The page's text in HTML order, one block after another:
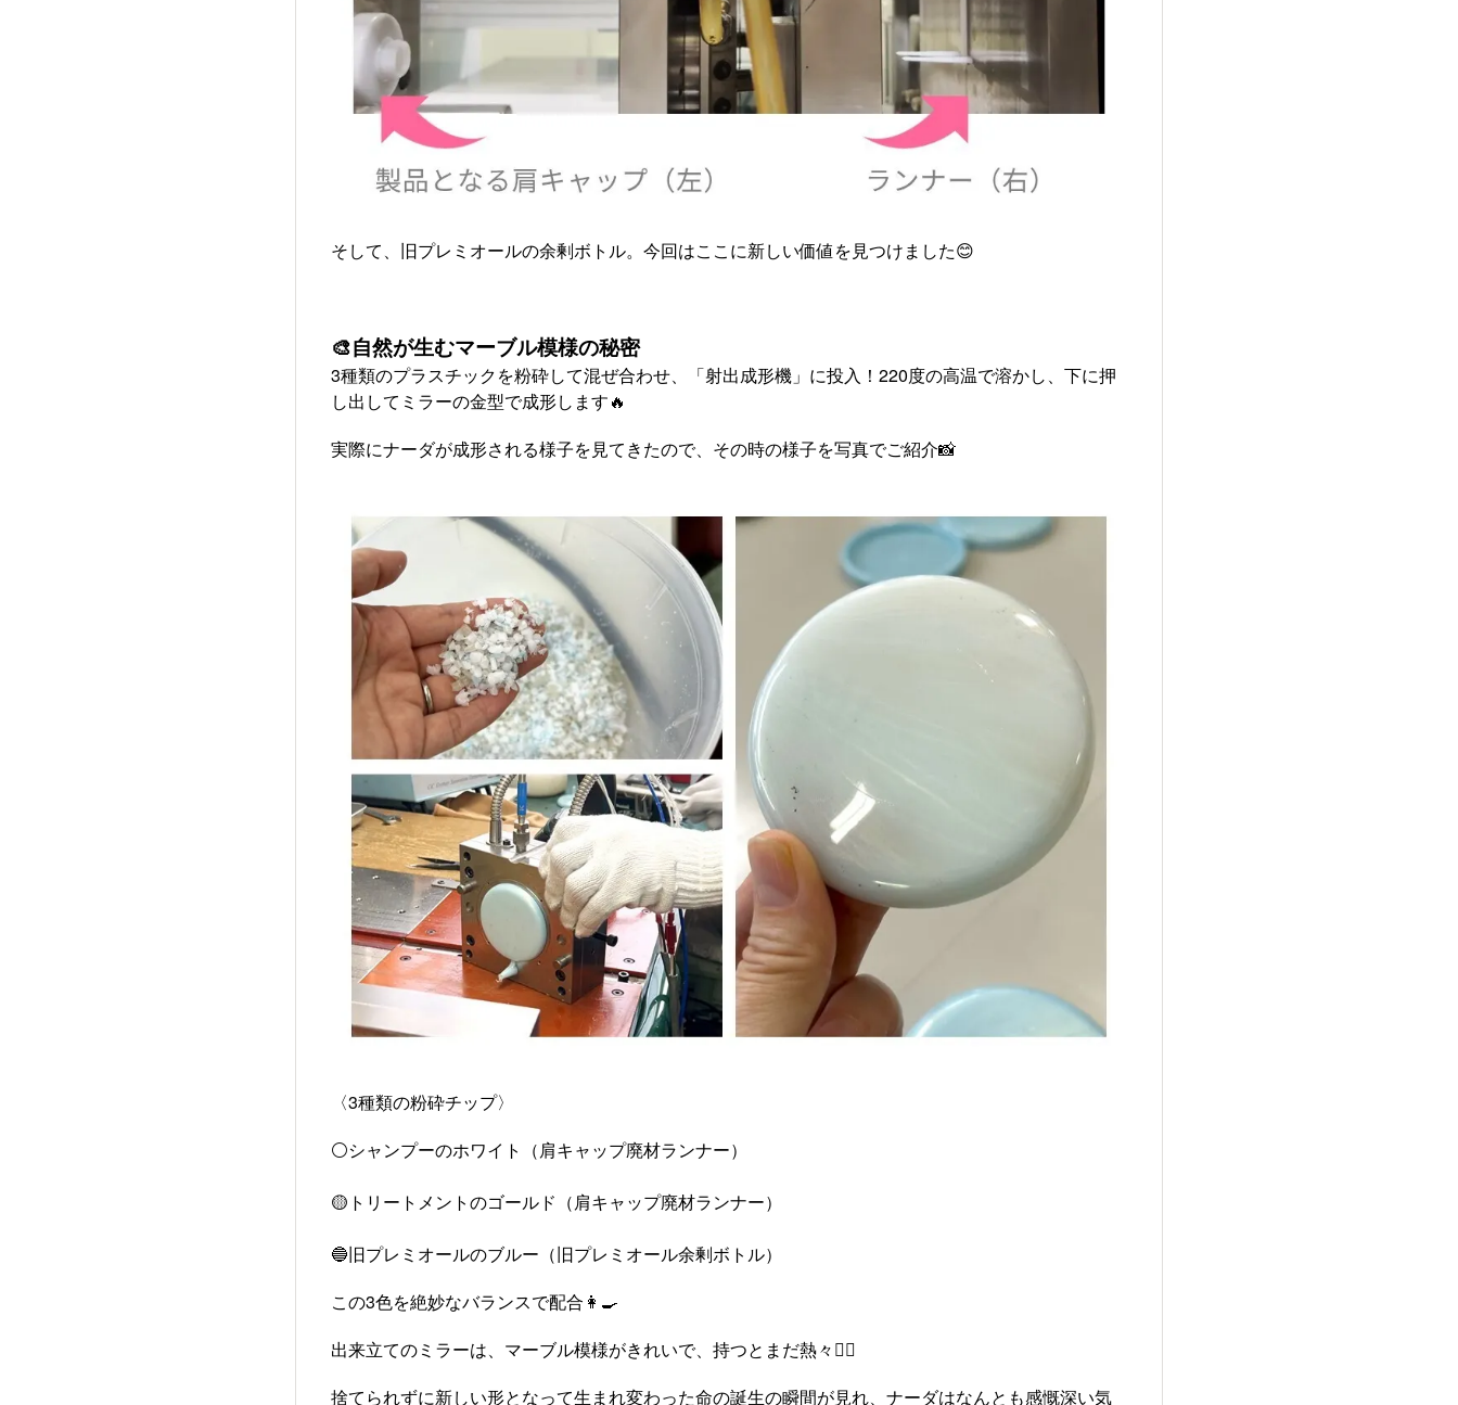
そして、旧プレミオールの余剰ボトル。今回はここに新しい価値を見つけました😊
🎨自然が生むマーブル模様の秘密
3種類のプラスチックを粉砕して混ぜ合わせ、「射出成形機」に投入！220度の高温で溶かし、下に押
し出してミラーの金型で成形します🔥
実際にナーダが成形される様子を見てきたので、その時の様子を写真でご紹介📸
〈3種類の粉砕チップ〉
⚪シャンプーのホワイト（肩キャップ廃材ランナー）
🟡トリートメントのゴールド（肩キャップ廃材ランナー）
🔵旧プレミオールのブルー（旧プレミオール余剰ボトル）
この3色を絶妙なバランスで配合👩‍🍳
出来立てのミラーは、マーブル模様がきれいで、持つとまだ熱々❤️‍🔥
捨てられずに新しい形となって生まれ変わった命の誕生の瞬間が見れ、ナーダはなんとも感慨深い気